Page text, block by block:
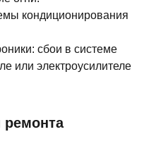
кондиционирования
сбои в системе
или электроусилителе
ремонта